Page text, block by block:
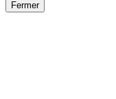
Van Bortonnestraat
Fermer